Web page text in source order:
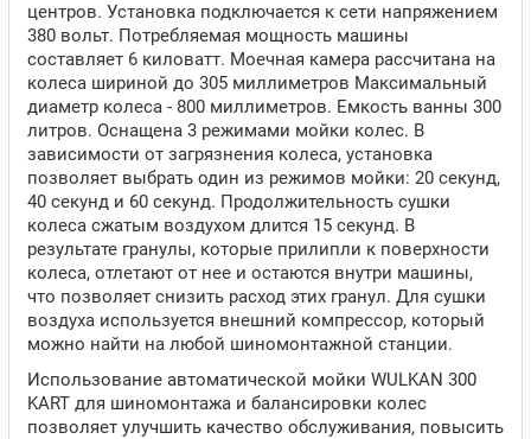
центров. Установка подключается к сети напряжением
380 вольт. Потребляемая мощность машины
составляет 6 киловатт. Моечная камера рассчитана на
колеса шириной до 305 миллиметров Максимальный
диаметр колеса - 800 миллиметров. Емкость ванны 300
литров. Оснащена 3 режимами мойки колес. В
зависимости от загрязнения колеса, установка
позволяет выбрать один из режимов мойки: 20 секунд,
40 секунд и 60 секунд. Продолжительность сушки
колеса сжатым воздухом длится 15 секунд. В
результате гранулы, которые прилипли к поверхности
колеса, отлетают от нее и остаются внутри машины,
что позволяет снизить расход этих гранул. Для сушки
воздуха используется внешний компрессор, который
можно найти на любой шиномонтажной станции.
Использование автоматической мойки WULKAN 300
KART для шиномонтажа и балансировки колес
позволяет улучшить качество обслуживания, повысить